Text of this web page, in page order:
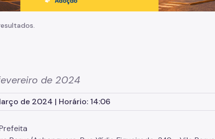
de 2024
de 2024 | Horário: 14:06